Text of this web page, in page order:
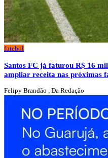
futebol
Santos FC já faturou R$ 16
ampliar receita nas próximas
Felipy Brandão , Da Redação